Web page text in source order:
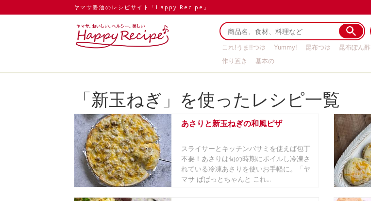
ヤマサ醤油のレシピサイト「Happy Recipe」
これ!うま!!つゆ Yummy! 昆布つゆ 昆布ぽん酢
作り置き
基本の
「新玉ねぎ」を使ったレシピ一覧
あさりと新玉ねぎの和風ピザ
スライサーとキッチンバサミを使えば包丁
不要！あさりは旬の時期にボイルし冷凍さ
れている冷凍あさりを使いお手軽に。「ヤ
マサ ぱぱっとちゃんと これ...